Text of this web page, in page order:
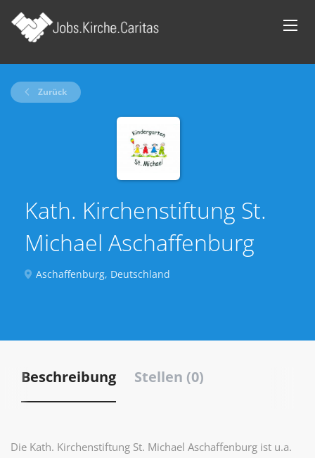
Zurück
Kath. Kirchenstiftung St.
Michael Aschaffenburg
Aschaffenburg, Deutschland
Beschreibung Stellen (0)
Die Kath. Kirchenstiftung St. Michael Aschaffenburg ist u.a.